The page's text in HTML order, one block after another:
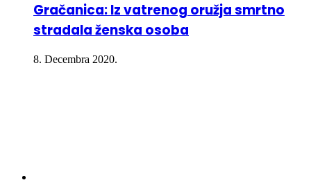
Gračanica: Iz vatrenog oružja smrtno
stradala ženska osoba
8. Decembra 2020.